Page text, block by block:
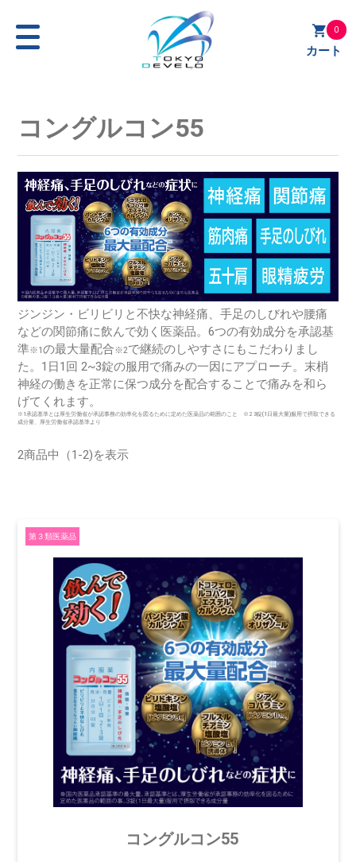
0
カート
コングルコン55
ジンジン・ビリビリと不快な神経痛、手足のしびれや腰痛
などの関節痛に飲んで効く医薬品。6つの有効成分を承認基
準※1の最大量配合※2で継続のしやすさにもこだわりまし
た。1日1回 2~3錠の服用で痛みの一因にアプローチ。末梢
神経の働きを正常に保つ成分を配合することで痛みを和ら
げてくれます。
※1承認基準とは厚生労働省が承認事務の効率化を図るために定めた医薬品の範囲のこと ※2 3錠(1日最大量)服用で摂取できる
成分量、厚生労働省承認基準より
2商品中（1-2)を表示
第３類医薬品
コングルコン55